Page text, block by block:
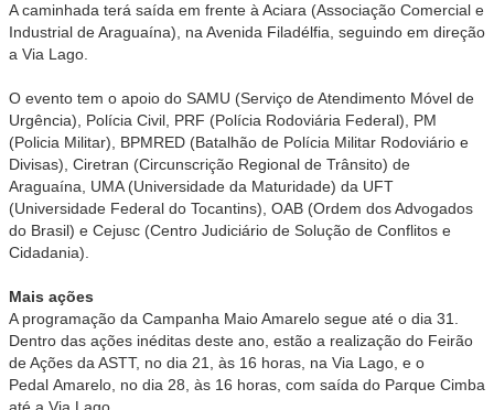
A caminhada terá saída em frente à Aciara (Associação Comercial e
Industrial de Araguaína), na Avenida Filadélfia, seguindo em direção
a Via Lago.
O evento tem o apoio do SAMU (Serviço de Atendimento Móvel de
Urgência), Polícia Civil, PRF (Polícia Rodoviária Federal), PM
(Policia Militar), BPMRED (Batalhão de Polícia Militar Rodoviário e
Divisas), Ciretran (Circunscrição Regional de Trânsito) de
Araguaína, UMA (Universidade da Maturidade) da UFT
(Universidade Federal do Tocantins), OAB (Ordem dos Advogados
do Brasil) e Cejusc (Centro Judiciário de Solução de Conflitos e
Cidadania).
Mais ações
A programação da Campanha Maio Amarelo segue até o dia 31.
Dentro das ações inéditas deste ano, estão a realização do Feirão
de Ações da ASTT, no dia 21, às 16 horas, na Via Lago, e o
Pedal Amarelo, no dia 28, às 16 horas, com saída do Parque Cimba